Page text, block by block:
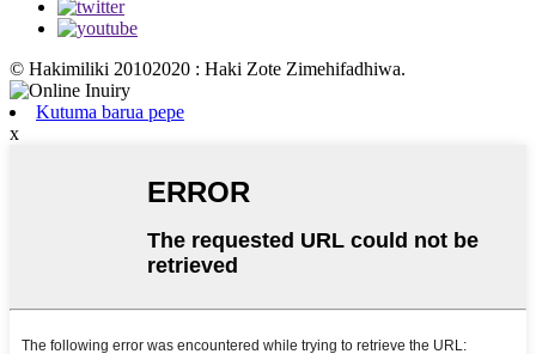
© Hakimiliki 20102020 : Haki Zote Zimehifadhiwa.
Kutuma barua pepe
x